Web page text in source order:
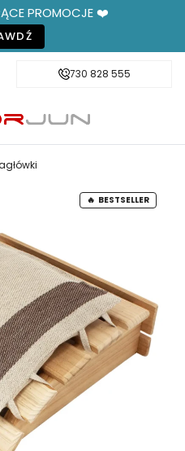
PROMOCJE ❤️
Fachowe doradztwo
730 828 555
BESTSELLER